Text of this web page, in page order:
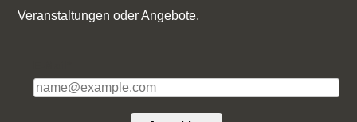
Veranstaltungen oder Angebote.